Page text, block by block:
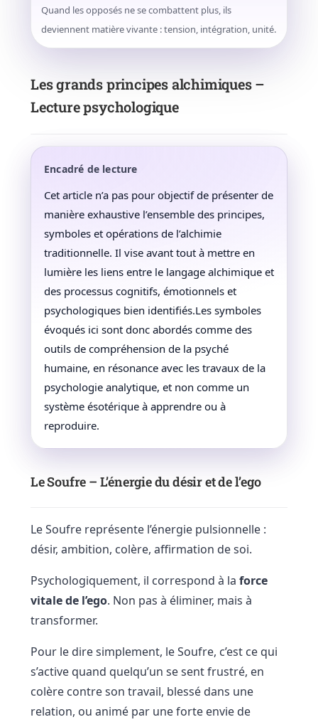
Quand les opposés ne se combattent plus, ils
deviennent matière vivante : tension, intégration, unité.
Les grands principes alchimiques –
Lecture psychologique
Encadré de lecture
Cet article n’a pas pour objectif de présenter de
manière exhaustive l’ensemble des principes,
symboles et opérations de l’alchimie
traditionnelle. Il vise avant tout à mettre en
lumière les liens entre le langage alchimique et
des processus cognitifs, émotionnels et
psychologiques bien identifiés.Les symboles
évoqués ici sont donc abordés comme des
outils de compréhension de la psyché
humaine, en résonance avec les travaux de la
psychologie analytique, et non comme un
système ésotérique à apprendre ou à
reproduire.
Le Soufre – L’énergie du désir et de l’ego
Le Soufre représente l’énergie pulsionnelle :
désir, ambition, colère, affirmation de soi.
Psychologiquement, il correspond à la force
vitale de l’ego. Non pas à éliminer, mais à
transformer.
Pour le dire simplement, le Soufre, c’est ce qui
s’active quand quelqu’un se sent frustré, en
colère contre son travail, blessé dans une
relation, ou animé par une forte envie de